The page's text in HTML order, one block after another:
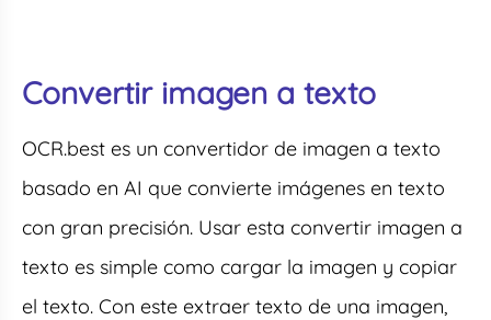
Convertir imagen a texto
OCR.best es un convertidor de imagen a texto
basado en AI que convierte imágenes en texto
con gran precisión. Usar esta convertir imagen a
texto es simple como cargar la imagen y copiar
el texto. Con este extraer texto de una imagen,